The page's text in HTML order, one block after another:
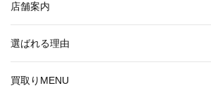
店舗案内
選ばれる理由
買取りMENU